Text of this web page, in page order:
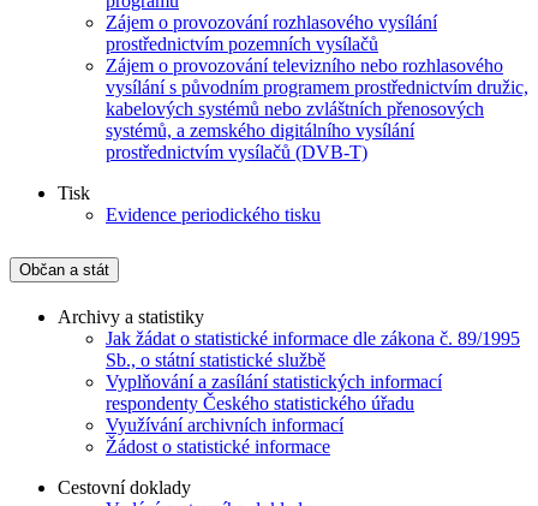
Zájem o provozování rozhlasového vysílání
prostřednictvím pozemních vysílačů
Zájem o provozování televizního nebo rozhlasového
vysílání s původním programem prostřednictvím družic,
kabelových systémů nebo zvláštních přenosových
systémů, a zemského digitálního vysílání
prostřednictvím vysílačů (DVB-T)
Tisk
Evidence periodického tisku
Občan a stát
Archivy a statistiky
Jak žádat o statistické informace dle zákona č. 89/1995
Sb., o státní statistické službě
Vyplňování a zasílání statistických informací
respondenty Českého statistického úřadu
Využívání archivních informací
Žádost o statistické informace
Cestovní doklady